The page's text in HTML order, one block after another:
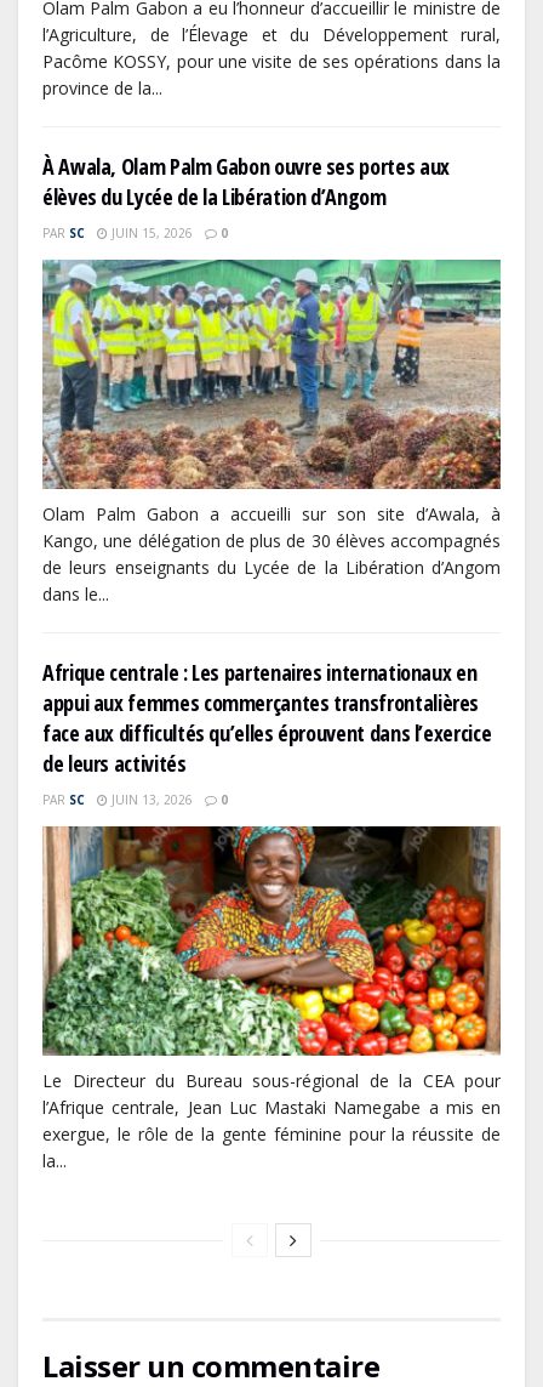
Olam Palm Gabon a eu l’honneur d’accueillir le ministre de
l’Agriculture, de l’Élevage et du Développement rural,
Pacôme KOSSY, pour une visite de ses opérations dans la
province de la...
À Awala, Olam Palm Gabon ouvre ses portes aux
élèves du Lycée de la Libération d’Angom
PAR SC JUIN 15, 2026 0
Olam Palm Gabon a accueilli sur son site d’Awala, à
Kango, une délégation de plus de 30 élèves accompagnés
de leurs enseignants du Lycée de la Libération d’Angom
dans le...
Afrique centrale : Les partenaires internationaux en
appui aux femmes commerçantes transfrontalières
face aux difficultés qu’elles éprouvent dans l’exercice
de leurs activités
PAR SC JUIN 13, 2026 0
Le Directeur du Bureau sous-régional de la CEA pour
l’Afrique centrale, Jean Luc Mastaki Namegabe a mis en
exergue, le rôle de la gente féminine pour la réussite de
la...
Laisser un commentaire